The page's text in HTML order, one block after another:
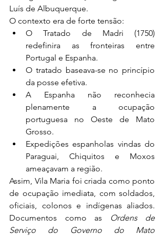
Luís de Albuquerque.
O contexto era de forte tensão:
O Tratado de Madri (1750)
redefinira as fronteiras entre
Portugal e Espanha.
O tratado baseava-se no princípio
da posse efetiva.
A Espanha não reconhecia
plenamente a ocupação
portuguesa no Oeste de Mato
Grosso.
Expedições espanholas vindas do
Paraguai, Chiquitos e Moxos
ameaçavam a região.
Assim, Vila Maria foi criada como ponto
de ocupação imediata, com soldados,
oficiais, colonos e indígenas aliados.
Documentos como as
Ordens de
Serviço do Governo do Mato